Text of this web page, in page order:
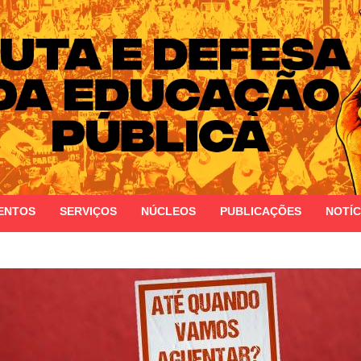
Estado do Rio Grande do Sul
SERVIÇOS NÚCLEOS PUBLICAÇÕES